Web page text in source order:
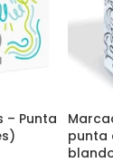
– Punta
punta